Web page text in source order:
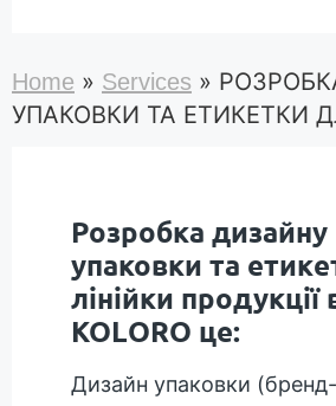
Home » Services »
УПАКОВКИ ТА ЕТИКЕТКИ
Розробка дизайну
упаковки та
лінійки продукції
KOLORO це:
Дизайн упаковки